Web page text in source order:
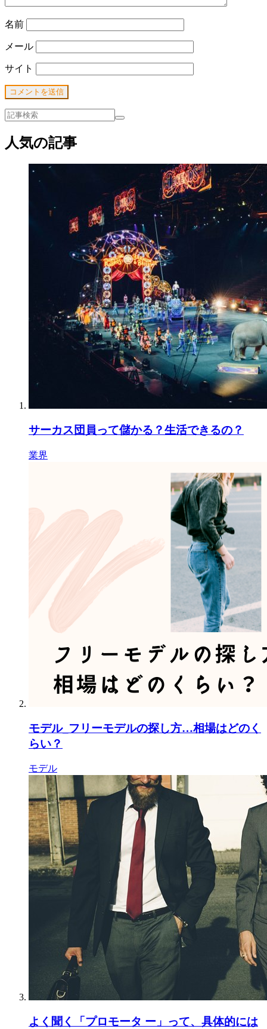
名前
メール
サイト
人気の記事
サーカス団員って儲かる？生活できるの？
業界
モデル_フリーモデルの探し方…相場はどのく
らい？
モデル
よく聞く「プロモータ ー」って、具体的には